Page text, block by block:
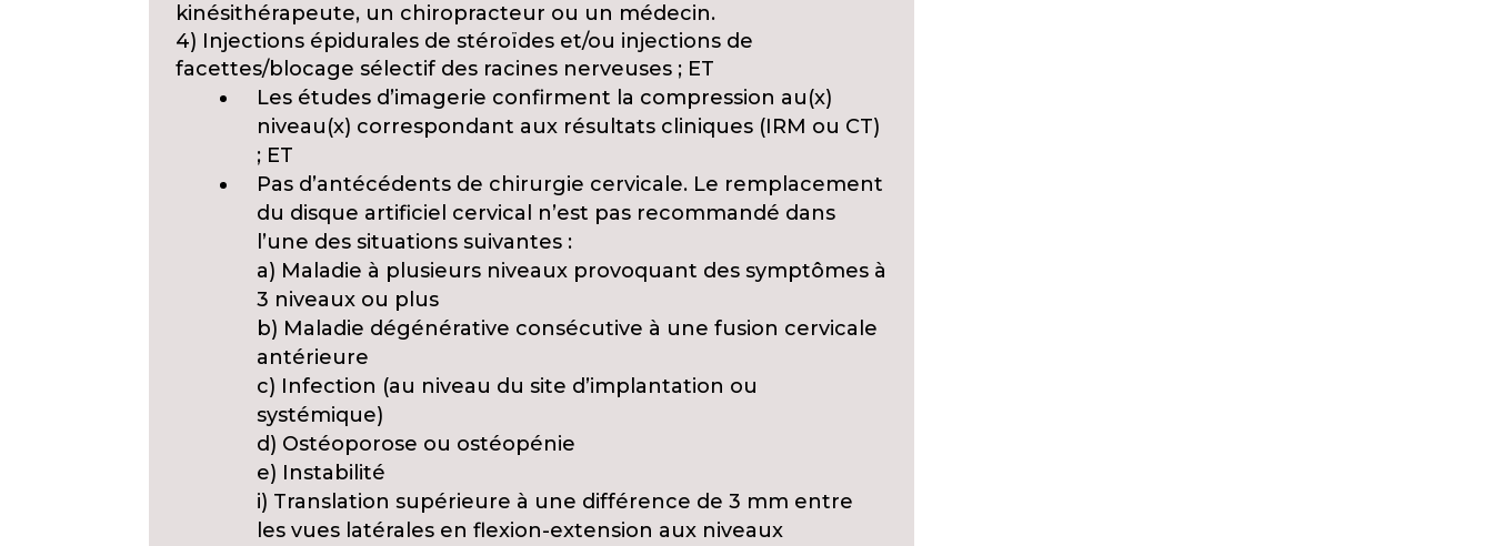
kinésithérapeute, un chiropracteur ou un médecin.
4) Injections épidurales de stéroïdes et/ou injections de
facettes/blocage sélectif des racines nerveuses ; ET
Les études d’imagerie confirment la compression au(x)
niveau(x) correspondant aux résultats cliniques (IRM ou CT)
; ET
Pas d’antécédents de chirurgie cervicale. Le remplacement
du disque artificiel cervical n’est pas recommandé dans
l’une des situations suivantes :
a) Maladie à plusieurs niveaux provoquant des symptômes à
3 niveaux ou plus
b) Maladie dégénérative consécutive à une fusion cervicale
antérieure
c) Infection (au niveau du site d’implantation ou
systémique)
d) Ostéoporose ou ostéopénie
e) Instabilité
i) Translation supérieure à une différence de 3 mm entre
les vues latérales en flexion-extension aux niveaux